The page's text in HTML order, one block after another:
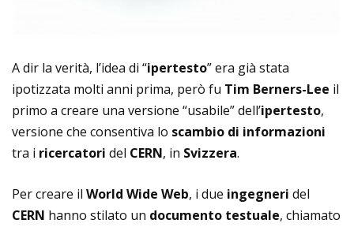
A dir la verità, l’idea di “ipertesto” era già stata
ipotizzata molti anni prima, però fu Tim Berners-Lee il
primo a creare una versione “usabile” dell’ipertesto,
versione che consentiva lo scambio di informazioni
tra i ricercatori del CERN, in Svizzera.
Per creare il World Wide Web, i due ingegneri del
CERN hanno stilato un documento testuale, chiamato